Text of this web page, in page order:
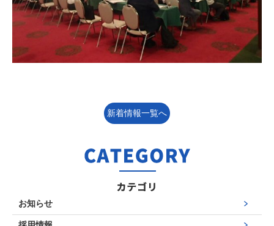
新着情報一覧へ
お知らせ